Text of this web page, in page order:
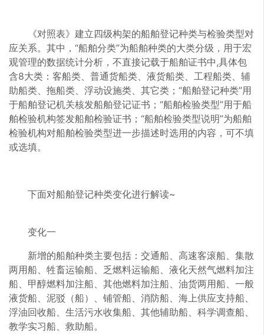
《对照表》建立四级构架的船舶登记种类与检验类型对
应关系。其中，“船舶分类”为船舶种类的大类分级，用于宏
观管理的数据统计分析，不直接记载于船舶证书中,具体包
含8大类：客船类、普通货船类、液货船类、工程船类、辅
助船类、拖船类、浮动设施类、其它类；“船舶登记种类”用
于船舶登记机关核发船舶登记证书；“船舶检验类型”用于船
舶检验机构签发船舶检验证书；“船舶检验类型说明”为船舶
检验机构对船舶检验类型进一步描述时选用的内容，可不填
或选填。
下面对船舶登记种类变化进行解读~
变化一
新增的船舶种类主要包括：交通船、高速客滚船、集散
两用船、牲畜运输船、乏燃料运输船、液化天然气燃料加注
船、甲醇燃料加注船、其他燃料加注船、油货两用船、一般
液货船、泥驳（船）、铺管船、消防船、海上供应支持船、
浮油回收船、生活污水收集船、其他辅助船、科学调查船、
教学实习船、救助船。